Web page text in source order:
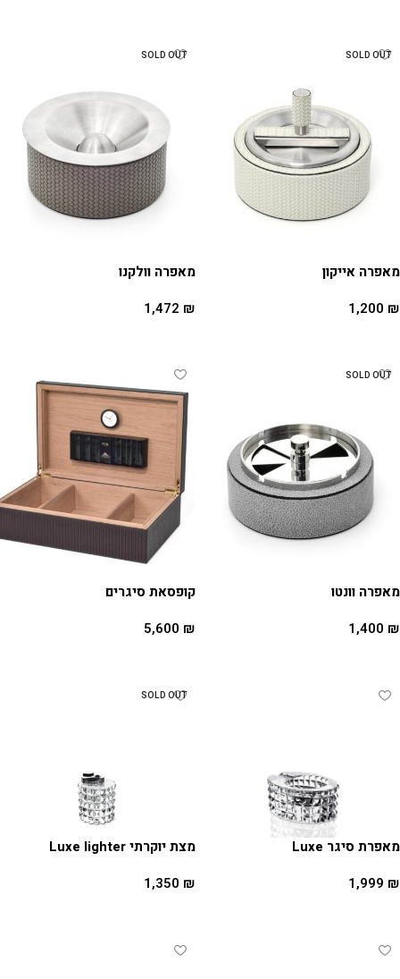
SOLD OUT
מאפרה אייקון
1,200 ₪
SOLD OUT
מאפרה וולקנו
1,472 ₪
SOLD OUT
מאפרה וונטו
1,400 ₪
קופסאת סיגרים
5,600 ₪
מאפרת סיגר Luxe
1,999 ₪
SOLD OUT
מצת יוקרתי Luxe lighter
1,350 ₪